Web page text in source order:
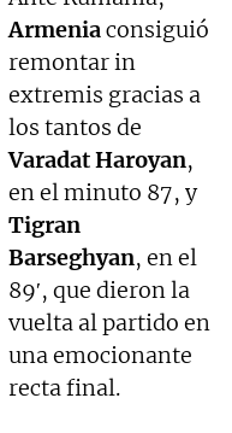
Armeniaconsiguió
remontar in
extremis gracias a
los tantos de
Varadat Haroyan,
en el minuto 87, y
Tigran
Barseghyan, en el
89′, que dieron la
vuelta al partido en
una emocionante
recta final.